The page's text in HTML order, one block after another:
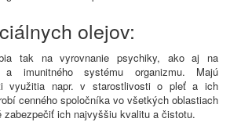
olejov:
tak na vyrovnanie psychiky, ako aj na
a imunitného systému organizmu. Majú
využitia napr. v starostlivosti o pleť a ich
cenného spoločníka vo všetkých oblastiach
zabezpečiť ich najvyššiu kvalitu a čistotu.